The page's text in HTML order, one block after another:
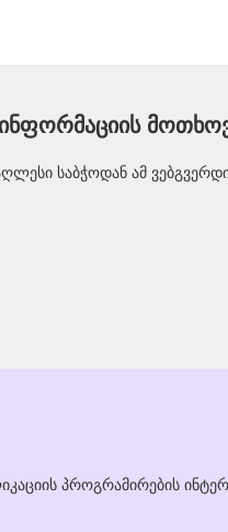
საბჭოდან ამ
პროგრამირების